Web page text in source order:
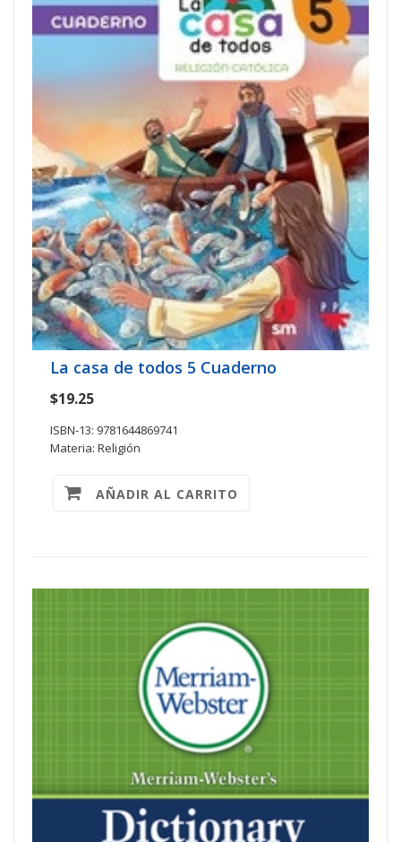
La casa de todos 5 Cuaderno
$19.25
ISBN-13: 9781644869741
Materia: Religión
AÑADIR AL CARRITO